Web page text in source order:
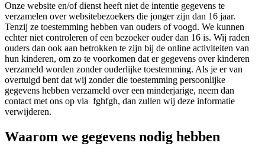
Onze website en/of dienst heeft niet de intentie gegevens te
verzamelen over websitebezoekers die jonger zijn dan 16 jaar.
Tenzij ze toestemming hebben van ouders of voogd. We kunnen
echter niet controleren of een bezoeker ouder dan 16 is. Wij raden
ouders dan ook aan betrokken te zijn bij de online activiteiten van
hun kinderen, om zo te voorkomen dat er gegevens over kinderen
verzameld worden zonder ouderlijke toestemming. Als je er van
overtuigd bent dat wij zonder die toestemming persoonlijke
gegevens hebben verzameld over een minderjarige, neem dan
contact met ons op via fghfgh, dan zullen wij deze informatie
verwijderen.
Waarom we gegevens nodig hebben